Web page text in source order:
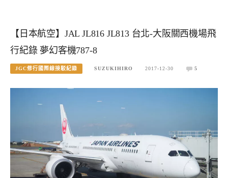
【日本航空】JAL JL816 JL813 台北-大阪關西機場飛
行紀錄 夢幻客機787-8
JGC修行國際線接駁紀錄 SUZUKIHIRO 2017-12-30 5